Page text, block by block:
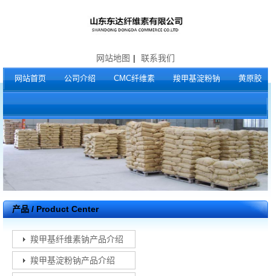
网站地图 | 联系我们
网站首页 公司介绍 CMC纤维素 羧甲基淀粉钠 黄原胶
产品 / Product Center
羧甲基纤维素钠产品介绍
羧甲基淀粉钠产品介绍